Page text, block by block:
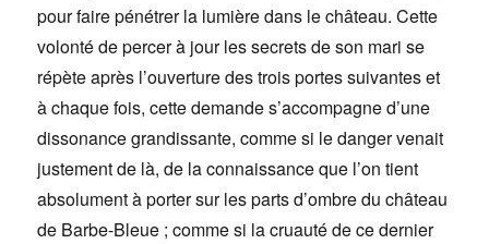
pour faire pénétrer la lumière dans le château. Cette
volonté de percer à jour les secrets de son mari se
répète après l’ouverture des trois portes suivantes et
à chaque fois, cette demande s’accompagne d’une
dissonance grandissante, comme si le danger venait
justement de là, de la connaissance que l’on tient
absolument à porter sur les parts d’ombre du château
de Barbe-Bleue ; comme si la cruauté de ce dernier